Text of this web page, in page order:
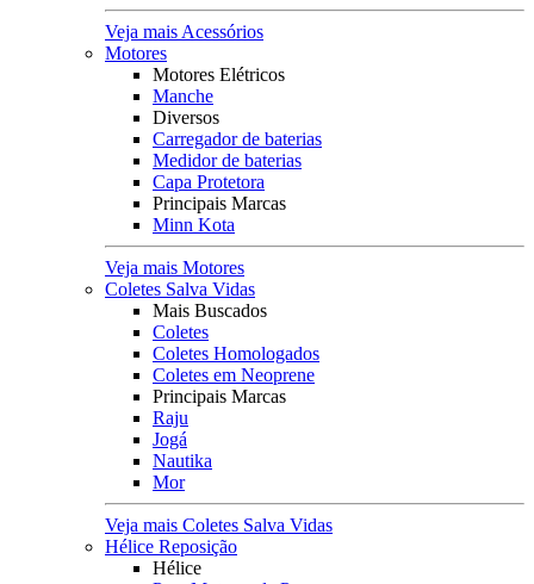
Veja mais Acessórios
Motores
Motores Elétricos
Manche
Diversos
Carregador de baterias
Medidor de baterias
Capa Protetora
Principais Marcas
Minn Kota
Veja mais Motores
Coletes Salva Vidas
Mais Buscados
Coletes
Coletes Homologados
Coletes em Neoprene
Principais Marcas
Raju
Jogá
Nautika
Mor
Veja mais Coletes Salva Vidas
Hélice Reposição
Hélice